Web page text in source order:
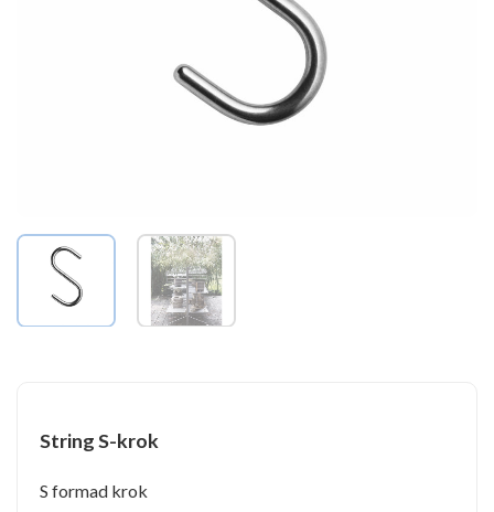
String S-krok
S formad krok